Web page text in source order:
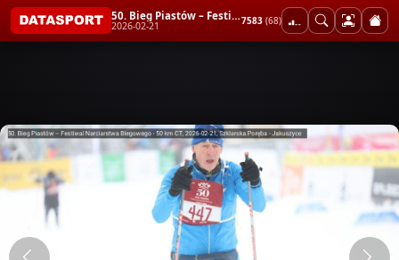
50. Bieg Piastów – Festiwal Narciarstwa Biegowego - 50 km CT
2026-02-21 7583 (68)